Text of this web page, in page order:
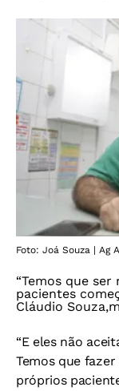
Foto: Joá Souza | Ag
“Temos que
pacientes
Cláudio
“E eles não
Temos que
próprios